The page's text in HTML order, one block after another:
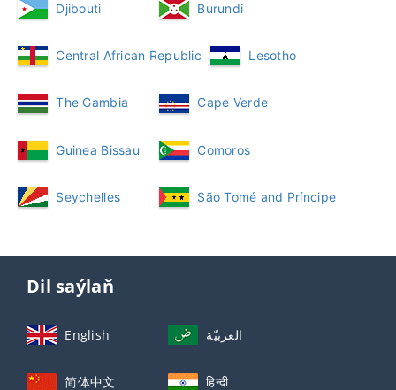
Djibouti Burundi
Central African Republic Lesotho
The Gambia Cape Verde
Guinea Bissau Comoros
Seychelles São Tomé and Príncipe
Dil saýlaň
English العربيّة
简体中文 हिन्दी